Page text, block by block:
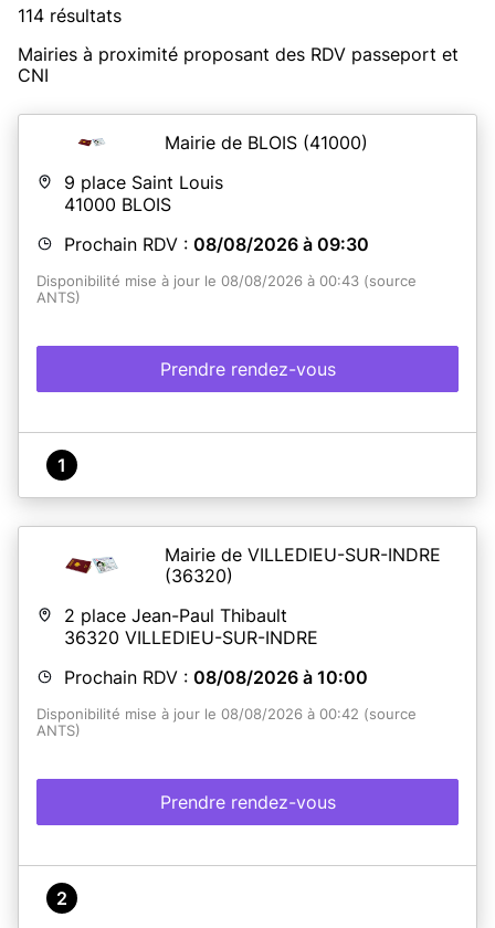
114 résultats
Mairies à proximité proposant des RDV passeport et
CNI
Mairie de BLOIS (41000)
9 place Saint Louis
41000 BLOIS
Prochain RDV : 08/08/2026 à 09:30
Disponibilité mise à jour le 08/08/2026 à 00:43 (source
ANTS)
Prendre rendez-vous
1
Mairie de VILLEDIEU-SUR-INDRE
(36320)
2 place Jean-Paul Thibault
36320 VILLEDIEU-SUR-INDRE
Prochain RDV : 08/08/2026 à 10:00
Disponibilité mise à jour le 08/08/2026 à 00:42 (source
ANTS)
Prendre rendez-vous
2